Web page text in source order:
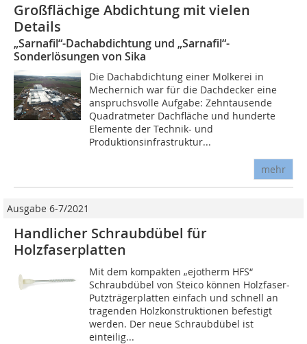
Großflächige Abdichtung mit vielen
Details
„Sarnafil“-Dachabdichtung und „Sarnafil“-
Sonderlösungen von Sika
Die Dachabdichtung einer Molkerei in
Mechernich war für die Dachdecker eine
anspruchsvolle Aufgabe: Zehntausende
Quadratmeter Dachfläche und hunderte
Elemente der Technik- und
Produktionsinfrastruktur...
mehr
Ausgabe 6-7/2021
Handlicher Schraubdübel für
Holzfaserplatten
Mit dem kompakten „ejotherm HFS“
Schraubdübel von Steico können Holzfaser-
Putzträgerplatten einfach und schnell an
tragenden Holzkonstruktionen befestigt
werden. Der neue Schraubdübel ist
einteilig...